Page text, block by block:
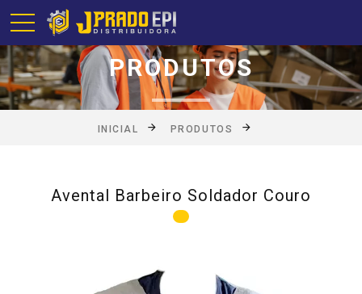
PRODUTOS
INICIAL PRODUTOS
Avental Barbeiro Soldador Couro